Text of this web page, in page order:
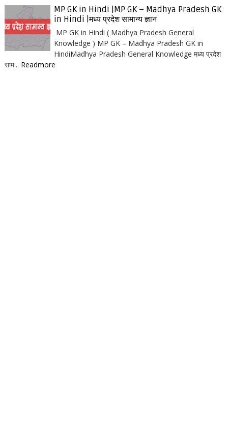
MP GK in Hindi |MP GK – Madhya Pradesh GK
in Hindi |मध्य प्रदेश सामान्य ज्ञान
MP GK in Hindi ( Madhya Pradesh General
Knowledge ) MP GK – Madhya Pradesh GK in
HindiMadhya Pradesh General Knowledge मध्य प्रदेश
साम... Readmore